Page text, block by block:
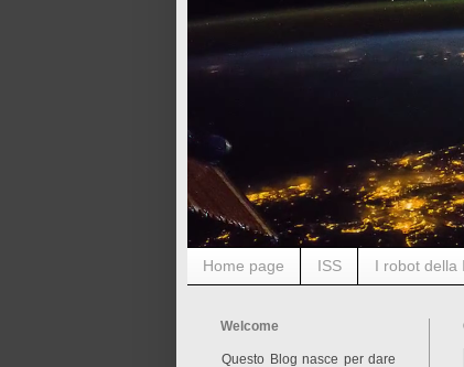
Home page ISS I robot della
Welcome
Questo Blog nasce per dare